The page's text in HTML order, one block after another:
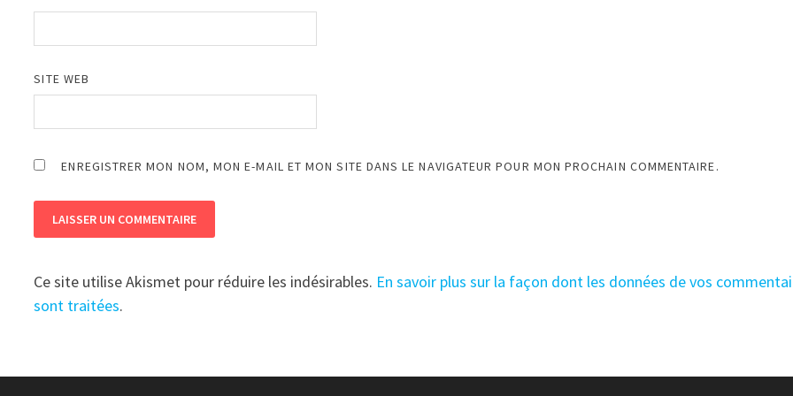
SITE WEB
ENREGISTRER MON NOM, MON E-MAIL ET MON SITE DANS LE NAVIGATEUR POUR MON PROCHAIN COMMENTAIRE.
Ce site utilise Akismet pour réduire les indésirables. En savoir plus sur la façon dont les données de vos
sont traitées.